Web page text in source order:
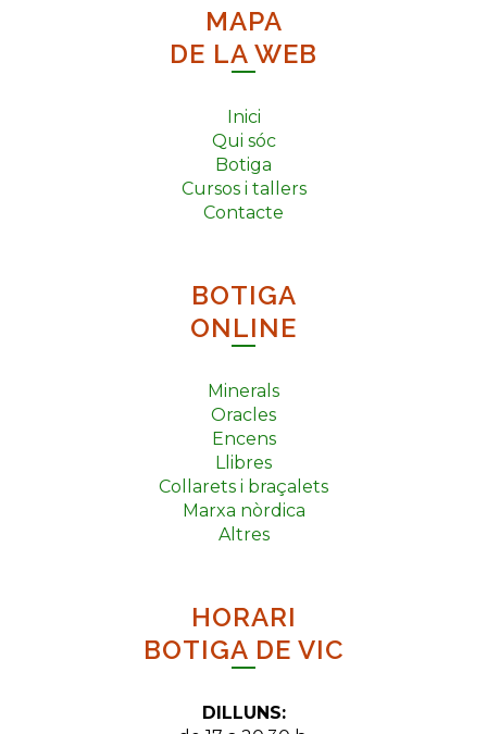
MAPA
DE LA WEB
Inici
Qui sóc
Botiga
Cursos i tallers
Contacte
BOTIGA
ONLINE
Minerals
Oracles
Encens
Llibres
Collarets i braçalets
Marxa nòrdica
Altres
HORARI
BOTIGA DE VIC
DILLUNS: